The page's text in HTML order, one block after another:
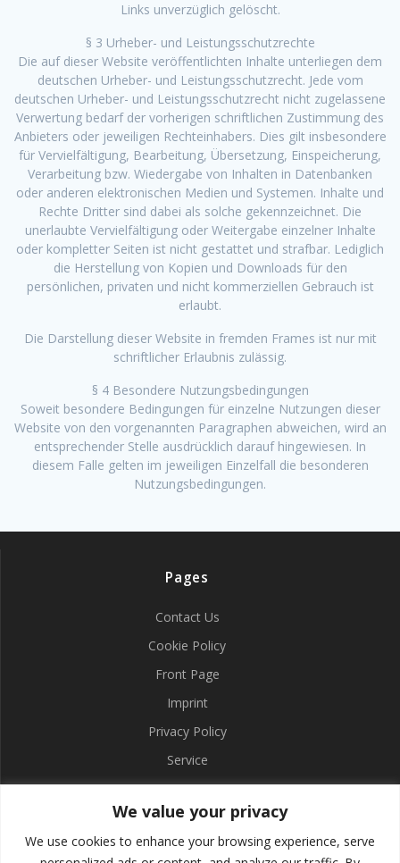
We value your privacy
We use cookies to enhance your browsing experience, serve
Links unverzüglich gelöscht.
§ 3 Urheber- und Leistungsschutzrechte
Die auf dieser Website veröffentlichten Inhalte unterliegen dem
deutschen Urheber- und Leistungsschutzrecht. Jede vom
deutschen Urheber- und Leistungsschutzrecht nicht zugelassene
Verwertung bedarf der vorherigen schriftlichen Zustimmung des
Anbieters oder jeweiligen Rechteinhabers. Dies gilt insbesondere
für Vervielfältigung, Bearbeitung, Übersetzung, Einspeicherung,
Verarbeitung bzw. Wiedergabe von Inhalten in Datenbanken
oder anderen elektronischen Medien und Systemen. Inhalte und
Rechte Dritter sind dabei als solche gekennzeichnet. Die
unerlaubte Vervielfältigung oder Weitergabe einzelner Inhalte
oder kompletter Seiten ist nicht gestattet und strafbar. Lediglich
die Herstellung von Kopien und Downloads für den
persönlichen, privaten und nicht kommerziellen Gebrauch ist
erlaubt.
Die Darstellung dieser Website in fremden Frames ist nur mit
schriftlicher Erlaubnis zulässig.
§ 4 Besondere Nutzungsbedingungen
Soweit besondere Bedingungen für einzelne Nutzungen dieser
Website von den vorgenannten Paragraphen abweichen, wird an
entsprechender Stelle ausdrücklich darauf hingewiesen. In
diesem Falle gelten im jeweiligen Einzelfall die besonderen
Nutzungsbedingungen.
Pages
Contact Us
Cookie Policy
Front Page
Imprint
Privacy Policy
Service
Find
Search